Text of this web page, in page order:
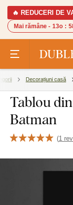
🔥 REDUCERI DE
Mai rămâne - 13o :
Decorațiuni casă
Tablou
Batman
(1